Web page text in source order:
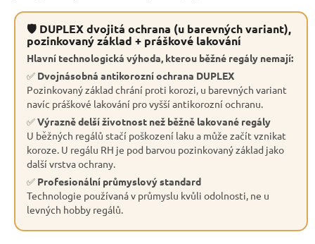
🛡 DUPLEX dvojitá ochrana (u barevných variant),
pozinkovaný základ + práškové lakování
Hlavní technologická výhoda, kterou běžné regály nemají:
✅ Dvojnásobná antikorozní ochrana DUPLEX
Pozinkovaný základ chrání proti korozi, u barevných variant
navíc práškové lakování pro vyšší antikorozní ochranu.
✅Výrazně delší životnost než běžně lakované regály
U běžných regálů stačí poškození laku a může začít vznikat
koroze. U regálu RH je pod barvou pozinkovaný základ jako
další vrstva ochrany.
✅ Profesionální průmyslový standard
Technologie používaná v průmyslu kvůli odolnosti, ne u
levných hobby regálů.